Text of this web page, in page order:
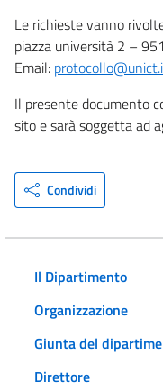
Le richieste vanno
piazza università 2 –
Email:
Il presente documento
sito e sarà soggetta ad
Condividi
Il Dipartimento
Organizzazione
Giunta del
Direttore